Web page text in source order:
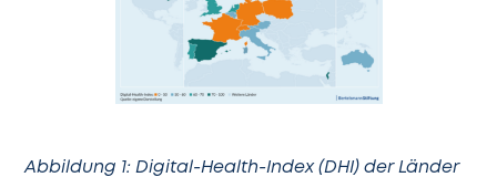
Abbildung 1: Digital-Health-Index (DHI) der Länder